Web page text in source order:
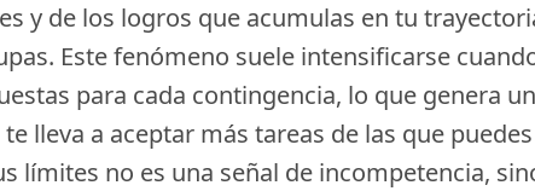
y de los logros que acumulas en tu
Este fenómeno suele intensificarse
para cada contingencia, lo que genera
lleva a aceptar más tareas de las que
límites no es una señal de incompetencia,